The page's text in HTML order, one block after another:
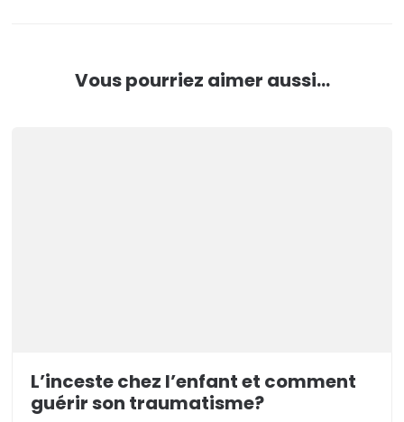
Vous pourriez aimer aussi...
L’inceste chez l’enfant et comment
guérir son traumatisme?